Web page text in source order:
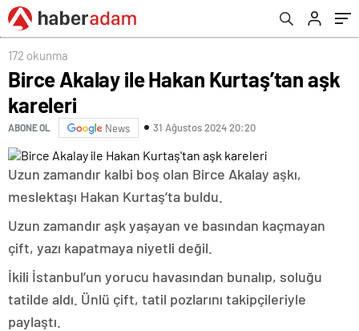
172 okunma
Birce Akalay ile Hakan Kurtaş’tan aşk
kareleri
ABONE OL News 31 Ağustos 2024 20:20
Uzun zamandır kalbi boş olan Birce Akalay aşkı,
meslektaşı Hakan Kurtaş’ta buldu.
Uzun zamandır aşk yaşayan ve basından kaçmayan
çift, yazı kapatmaya niyetli değil.
İkili İstanbul’un yorucu havasından bunalıp, soluğu
tatilde aldı. Ünlü çift, tatil pozlarını takipçileriyle
paylaştı.